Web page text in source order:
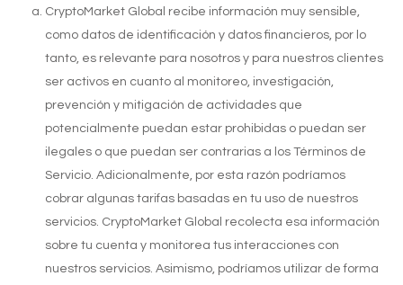
CryptoMarket Global recibe información muy sensible,
como datos de identificación y datos financieros, por lo
tanto, es relevante para nosotros y para nuestros clientes
ser activos en cuanto al monitoreo, investigación,
prevención y mitigación de actividades que
potencialmente puedan estar prohibidas o puedan ser
ilegales o que puedan ser contrarias a los Términos de
Servicio. Adicionalmente, por esta razón podríamos
cobrar algunas tarifas basadas en tu uso de nuestros
servicios. CryptoMarket Global recolecta esa información
sobre tu cuenta y monitorea tus interacciones con
nuestros servicios. Asimismo, podríamos utilizar de forma